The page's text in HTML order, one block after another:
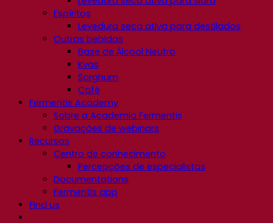
Espíritos
Levedura seca ativa para destilados
Outras bebidas
Base de Álcool Neutro
Kvas
Sorghum
Café
Fermentis Academy
Sobre a Academia Fermentis
Gravações de webinars
Recursos
Centro de conhecimento
Percepções de especialistas
Documentations
Fermentis app
Find us